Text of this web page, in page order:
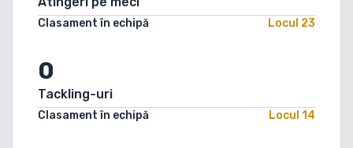
Clasament în echipă Locul 23
0
Tackling-uri
Clasament în echipă Locul 14